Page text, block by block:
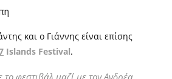
και ο Γιάννης είναι επίσης
Islands Festival.
το φεστιβάλ μαζί με τον Ανδρέα